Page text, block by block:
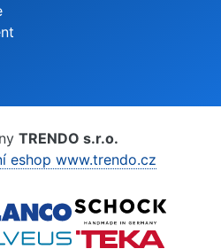
TRENDO s.r.o.
eshop www.trendo.cz